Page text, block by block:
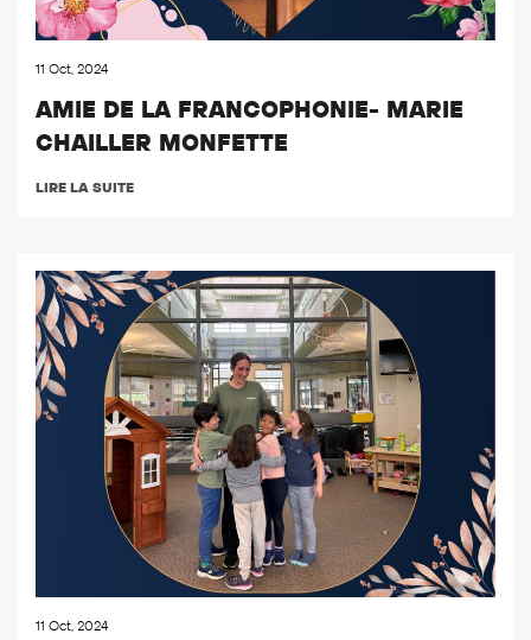
11 Oct, 2024
AMIE DE LA FRANCOPHONIE- MARIE
CHAILLER MONFETTE
LIRE LA SUITE
11 Oct, 2024